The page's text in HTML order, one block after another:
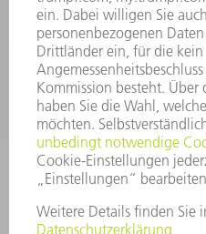
Service
+49 7156
Mo - Fr:
Additive